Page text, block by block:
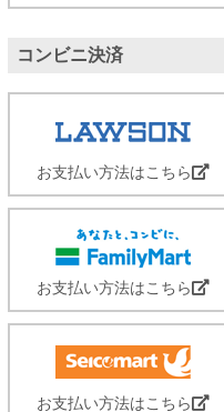
コンビニ決済
お支払い方法はこちら
お支払い方法はこちら
お支払い方法はこちら